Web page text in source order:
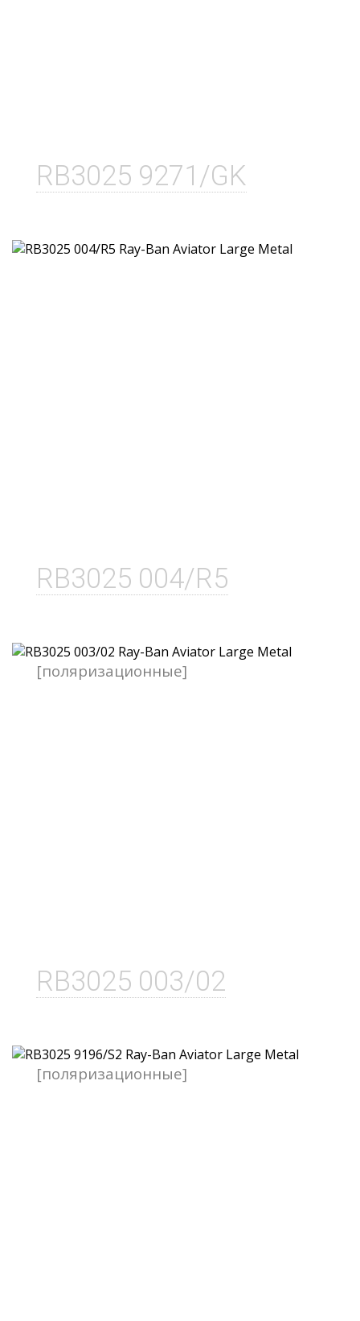
RB3025 9271/GK
RB3025 004/R5
RB3025 003/02
[поляризационные]
[поляризационные]